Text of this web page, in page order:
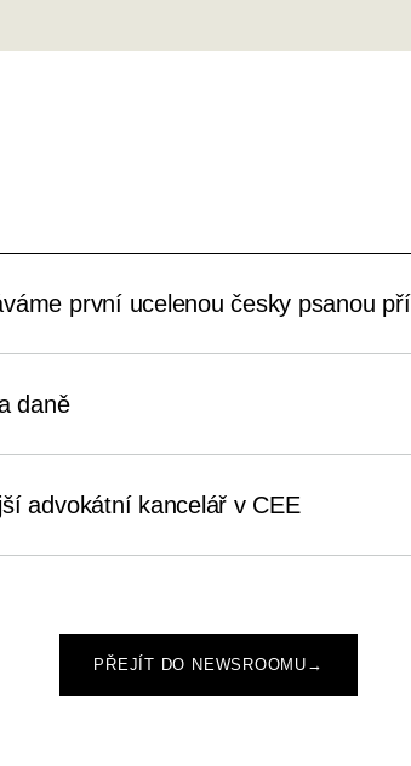
první ucelenou česky psanou
daně
advokátní kancelář v CEE
PŘEJÍT DO NEWSROOMU →